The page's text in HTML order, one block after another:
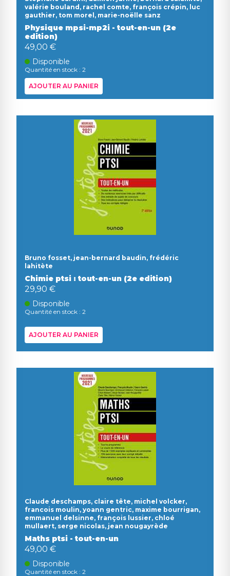
valérie bouland, rachel comte, françois crépin, luc
gauthier, tom morel, marie-noëlle sanz
Physique mpsi-mp2i - tout-en-un (2e
edition)
49,00 €
Disponible
Quantité en stock : 2
AJOUTER AU PANIER
Bruno fosset, jean-bernard baudin, frédéric
lahitète
Chimie ptsi : tout-en-un (2e edition)
29,90 €
Disponible
Quantité en stock : 2
AJOUTER AU PANIER
Claude deschamps, claire tête, michel volcker,
francois moulin, yoann gentric, maxime bourrigan,
emmanuel delsinne, françois lussier, chloé
mullaert, serge nicolas, jean nougayrède
Maths ptsi - tout-en-un
49,00 €
Disponible
Quantité en stock : 2